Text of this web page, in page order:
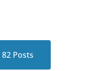
82 Posts